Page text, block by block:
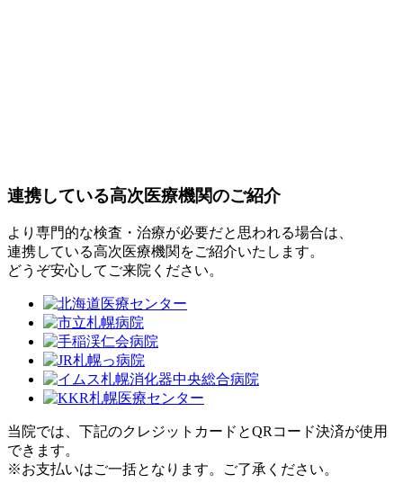
連携している高次医療機関のご紹介
より専門的な検査・治療が必要だと思われる場合は、
連携している高次医療機関をご紹介いたします。
どうぞ安心してご来院ください。
当院では、 下記のクレジットカードとQRコード決済が使用
できます。
※お支払いはご一括となります。
ご了承ください。